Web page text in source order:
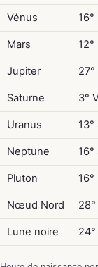
Vénus 16°
Mars 12°
Jupiter
Saturne 3°
Uranus 13°
Neptune 16°
Pluton 16°
Nœud Nord
Lune noire